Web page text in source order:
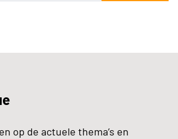
op de actuele thema’s en